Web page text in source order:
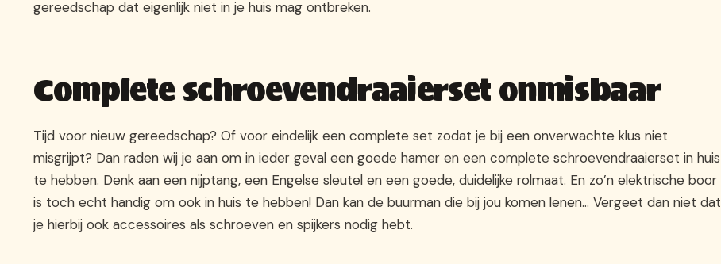
gereedschap dat eigenlijk niet in je huis mag ontbreken.
Complete schroevendraaierset onmisbaar
Tijd voor nieuw gereedschap? Of voor eindelijk een complete set zodat je bij een onverwachte klus niet
misgrijpt? Dan raden wij je aan om in ieder geval een goede hamer en een complete schroevendraaierset in huis
te hebben. Denk aan een nijptang, een Engelse sleutel en een goede, duidelijke rolmaat. En zo’n elektrische boor
is toch echt handig om ook in huis te hebben! Dan kan de buurman die bij jou komen lenen… Vergeet dan niet dat
je hierbij ook accessoires als schroeven en spijkers nodig hebt.